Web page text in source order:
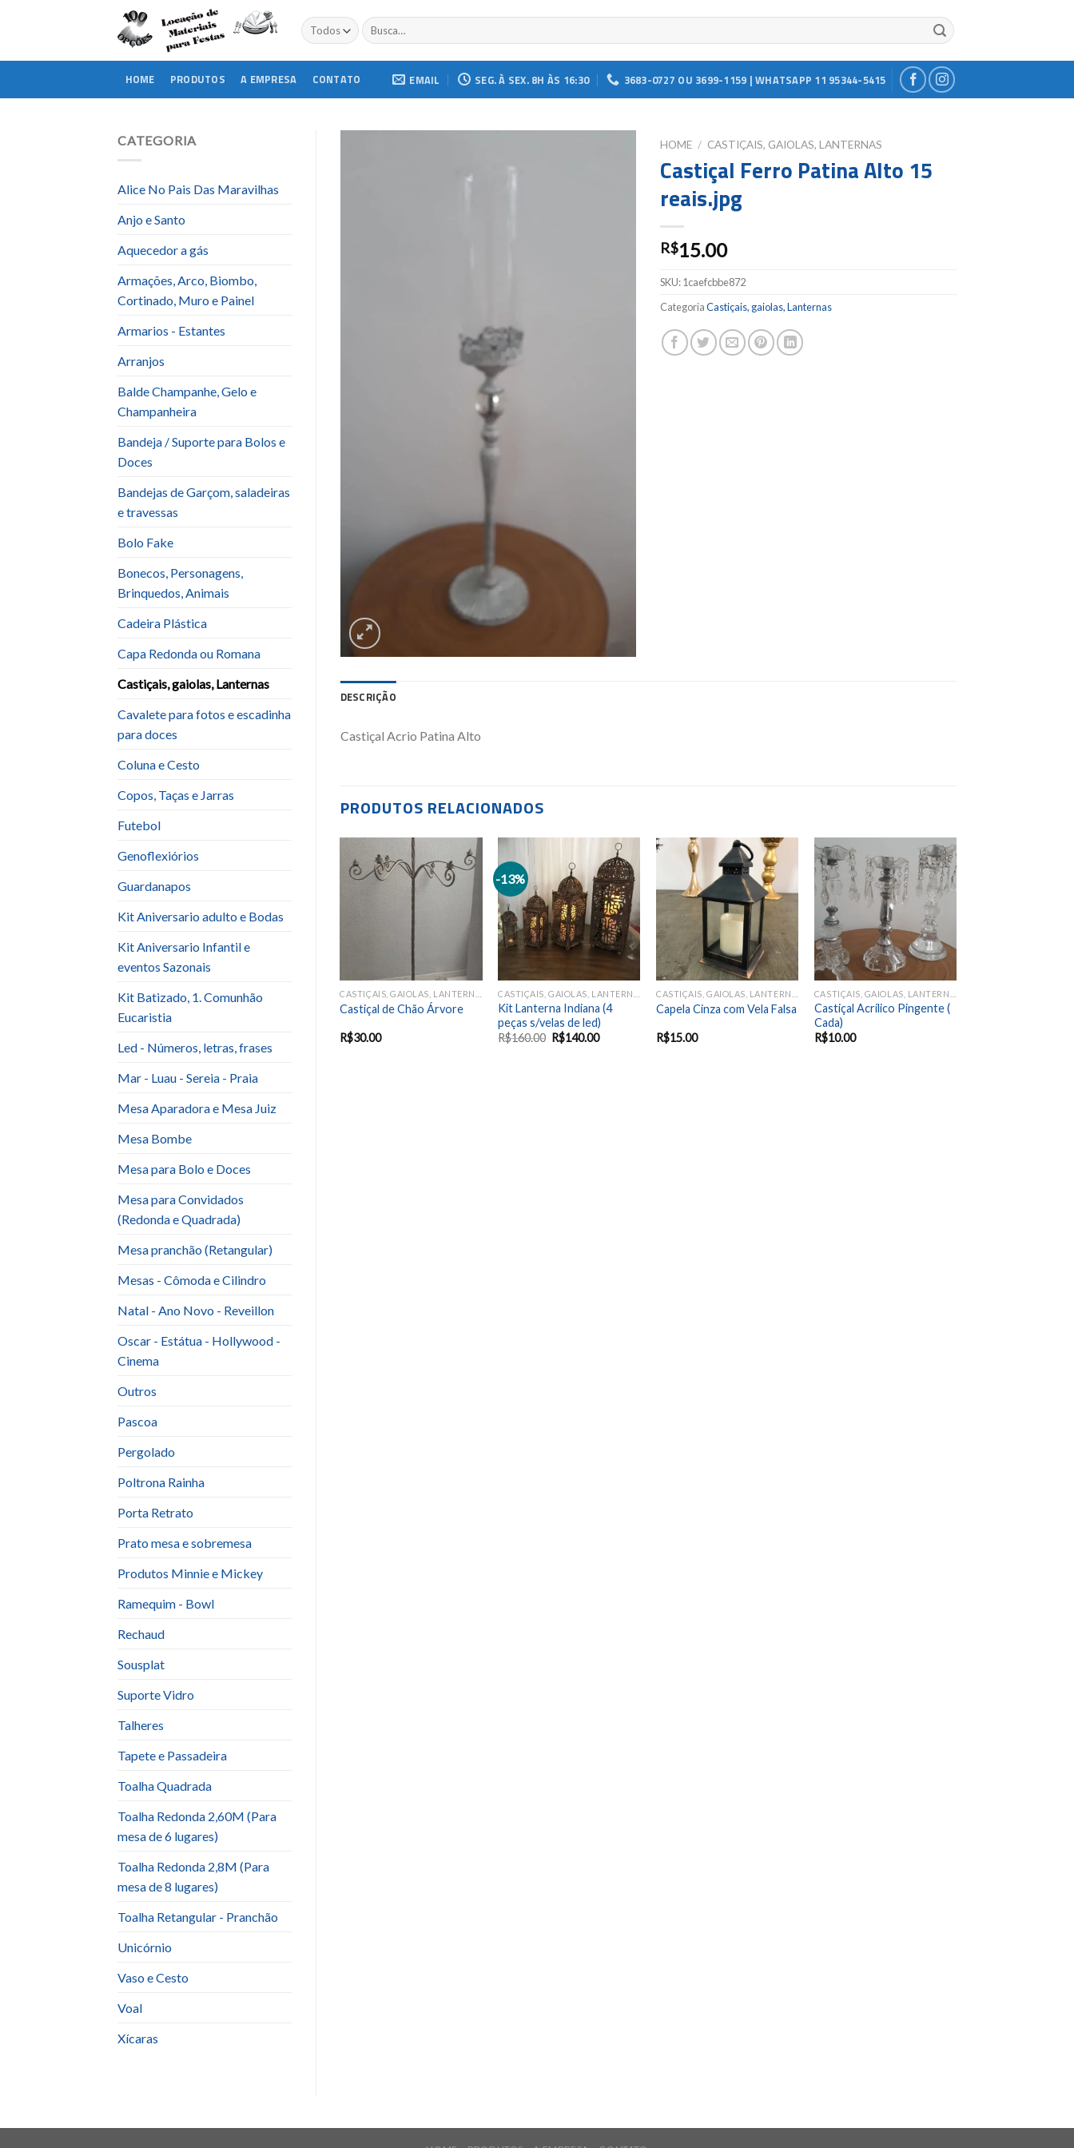
Buscar
por:
HOME PRODUTOS A EMPRESA CONTATO EMAIL SEG. À SEX. 8H ÀS 16:30 3683-0727 OU 3699-1159 | WHATSAPP 11 95344-5415
CATEGORIA
Alice No Pais Das Maravilhas
Anjo e Santo
Aquecedor a gás
Armações, Arco, Biombo,
Cortinado, Muro e Painel
Armarios - Estantes
Arranjos
Balde Champanhe, Gelo e
Champanheira
Bandeja / Suporte para Bolos e
Doces
Bandejas de Garçom, saladeiras
e travessas
Bolo Fake
Bonecos, Personagens,
Brinquedos, Animais
Cadeira Plástica
Capa Redonda ou Romana
Castiçais, gaiolas, Lanternas
Cavalete para fotos e escadinha
para doces
Coluna e Cesto
Copos, Taças e Jarras
Futebol
Genoflexiórios
Guardanapos
Kit Aniversario adulto e Bodas
Kit Aniversario Infantil e
eventos Sazonais
Kit Batizado, 1. Comunhão
Eucaristia
Led - Números, letras, frases
Mar - Luau - Sereia - Praia
Mesa Aparadora e Mesa Juiz
Mesa Bombe
Mesa para Bolo e Doces
Mesa para Convidados
(Redonda e Quadrada)
Mesa pranchão (Retangular)
Mesas - Cômoda e Cilindro
Natal - Ano Novo - Reveillon
Oscar - Estátua - Hollywood -
Cinema
Outros
Pascoa
Pergolado
Poltrona Rainha
Porta Retrato
Prato mesa e sobremesa
Produtos Minnie e Mickey
Ramequim - Bowl
Rechaud
Sousplat
Suporte Vidro
Talheres
Tapete e Passadeira
Toalha Quadrada
Toalha Redonda 2,60M (Para
mesa de 6 lugares)
Toalha Redonda 2,8M (Para
mesa de 8 lugares)
Toalha Retangular - Pranchão
Unicórnio
Vaso e Cesto
Voal
Xícaras
HOME / CASTIÇAIS, GAIOLAS, LANTERNAS
Castiçal Ferro Patina Alto 15
reais.jpg
R$15.00
SKU:1caefcbbe872
CategoriaCastiçais, gaiolas, Lanternas
DESCRIÇÃO
Castiçal Acrio Patina Alto
PRODUTOS RELACIONADOS
Add to
Castiçal de Chão Árvore
R$30.00
-13%
Add to
wishlist
Kit Lanterna Indiana (4
peças s/velas de led)
R$160.00 R$140.00
Add to
wishlist
Capela Cinza com Vela Falsa
R$15.00
Add to
wishlist
Castiçal Acrílico Pingente (
Cada)
R$10.00
Add to
wishlist
CASTIÇAIS, GAIOLAS, LANTERNAS